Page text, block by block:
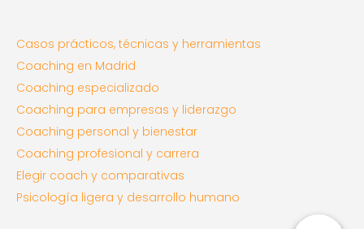
Casos prácticos, técnicas y herramientas
Coaching en Madrid
Coaching especializado
Coaching para empresas y liderazgo
Coaching personal y bienestar
Coaching profesional y carrera
Elegir coach y comparativas
Psicología ligera y desarrollo humano